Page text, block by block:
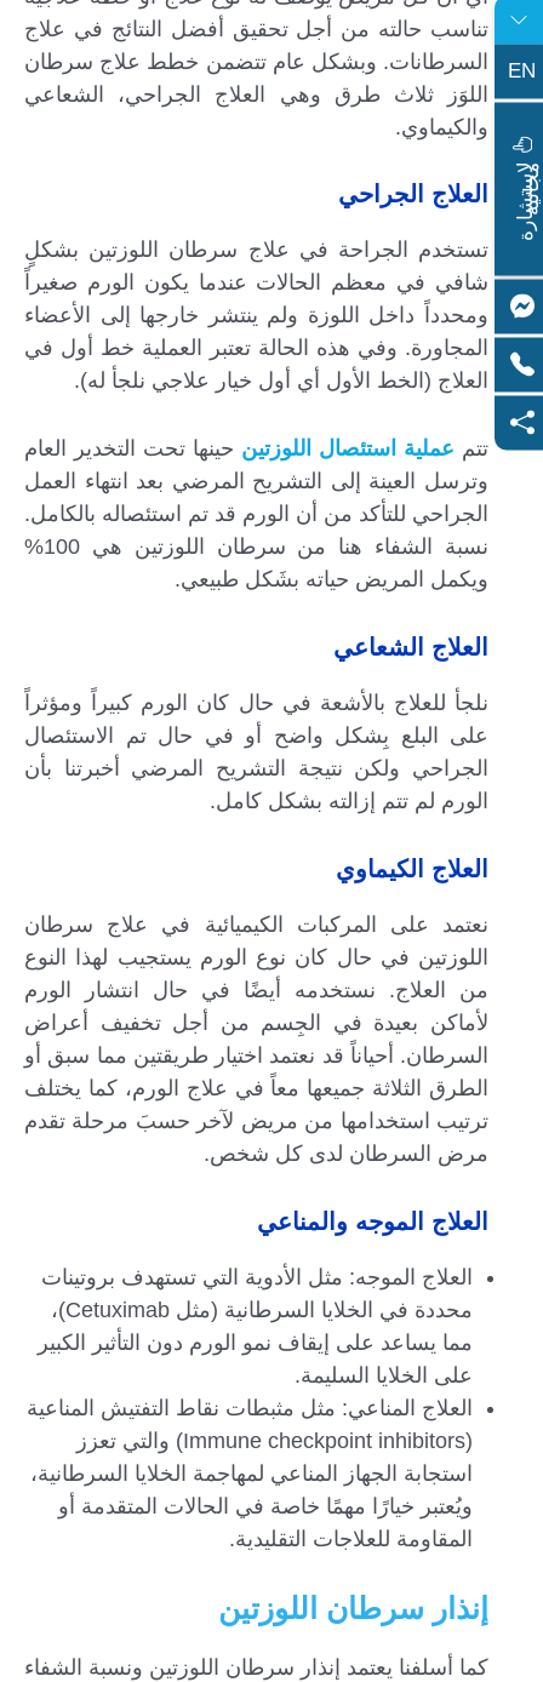
تناسب حالته من أجل تحقيق أفضل النتائج في علاج
السرطانات. وبشكل عام تتضمن خطط علاج سرطان
اللوَز ثلاث طرق وهي العلاج الجراحي، الشعاعي
والكيماوي.
العلاج الجراحي
تستخدم الجراحة في علاج سرطان اللوزتين بشكلٍ
شافي في معظم الحالات عندما يكون الورم صغيراً
ومحدداً داخل اللوزة ولم ينتشر خارجها إلى الأعضاء
المجاورة. وفي هذه الحالة تعتبر العملية خط أول في
العلاج (الخط الأول أي أول خيار علاجي نلجأ له).
تتم عملية استئصال اللوزتين حينها تحت التخدير العام
وترسل العينة إلى التشريح المرضي بعد انتهاء العمل
الجراحي للتأكد من أن الورم قد تم استئصاله بالكامل.
نسبة الشفاء هنا من سرطان اللوزتين هي 100%
ويكمل المريض حياته بشَكل طبيعي.
العلاج الشعاعي
نلجأ للعلاج بالأشعة في حال كان الورم كبيراً ومؤثراً
على البلع بِشكل واضح أو في حال تم الاستئصال
الجراحي ولكن نتيجة التشريح المرضي أخبرتنا بأن
الورم لم تتم إزالته بشكل كامل.
العلاج الكيماوي
نعتمد على المركبات الكيميائية في علاج سرطان
اللوزتين في حال كان نوع الورم يستجيب لهذا النوع
من العلاج. نستخدمه أيضًا في حال انتشار الورم
لأماكن بعيدة في الجِسم من أجل تخفيف أعراض
السرطان. أحياناً قد نعتمد اختيار طريقتين مما سبق أو
الطرق الثلاثة جميعها معاً في علاج الورم، كما يختلف
ترتيب استخدامها من مريض لآخر حسبَ مرحلة تقدم
مرض السرطان لدى كل شخص.
العلاج الموجه والمناعي
العلاج الموجه: مثل الأدوية التي تستهدف بروتينات
محددة في الخلايا السرطانية (مثل Cetuximab)،
مما يساعد على إيقاف نمو الورم دون التأثير الكبير
على الخلايا السليمة.
العلاج المناعي: مثل مثبطات نقاط التفتيش المناعية
(Immune checkpoint inhibitors) والتي تعزز
استجابة الجهاز المناعي لمهاجمة الخلايا السرطانية،
ويُعتبر خيارًا مهمًا خاصة في الحالات المتقدمة أو
المقاومة للعلاجات التقليدية.
إنذار سرطان اللوزتين
كما أسلفنا يعتمد إنذار سرطان اللوزتين ونسبة الشفاء
EN
ل
ا
س
ت
ش
ا
ر
ة
م
ج
ا
ن
ي
ة